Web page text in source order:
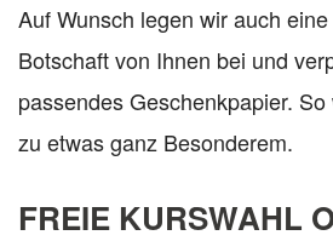
Auf Wunsch legen wir auch
Botschaft von Ihnen bei und
passendes Geschenkpapier.
zu etwas ganz Besonderem.
FREIE KURSWAHL